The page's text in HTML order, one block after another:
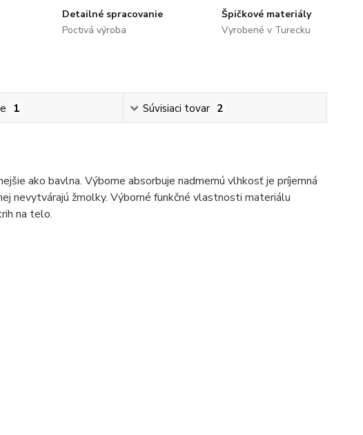
Detailné spracovanie
Poctivá výroba
Špičkové materiály
Vyrobené v Turecku
1 Súvisiaci tovar 2
ako bavlna. Výborne absorbuje nadmernú vlhkosť je príjemná
nevytvárajú žmolky. Výborné funkčné vlastnosti materiálu
na telo.